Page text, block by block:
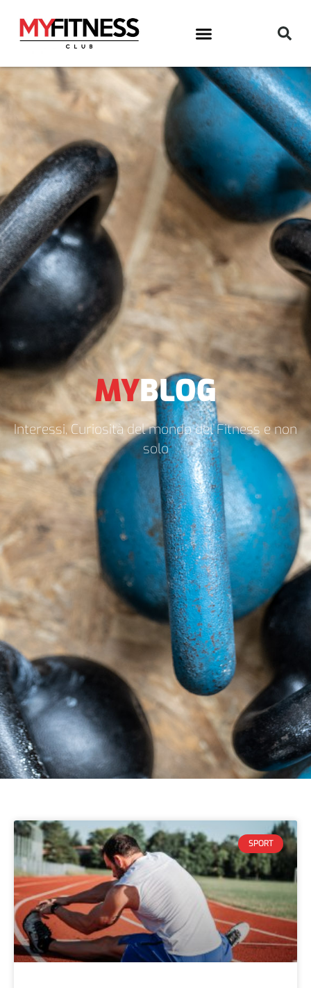
MYBLOG
Interessi, Curiosità del mondo del Fitness e non
solo
SPORT